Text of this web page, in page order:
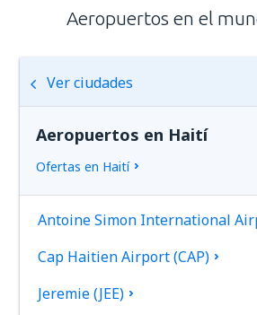
Aeropuertos en el
Ver ciudades
Aeropuertos en Haití
Ofertas en Haití
Antoine Simon International
Cap Haitien Airport (CAP)
Jeremie (JEE)